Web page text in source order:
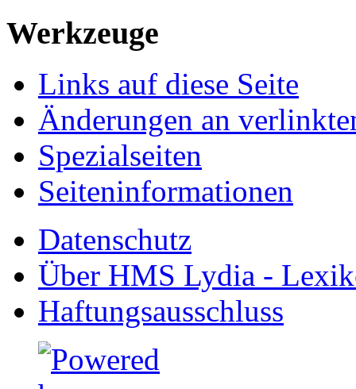
Werkzeuge
Links auf diese Seite
Änderungen an
Spezialseiten
Seiten­informationen
Datenschutz
Über HMS Lydia -
Haftungsausschluss